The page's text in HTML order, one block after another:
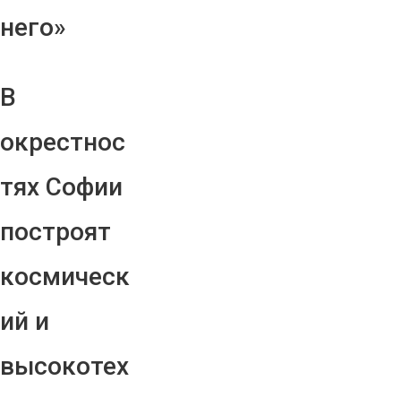
него»
В
окрестнос
тях Софии
построят
космическ
ий и
высокотех